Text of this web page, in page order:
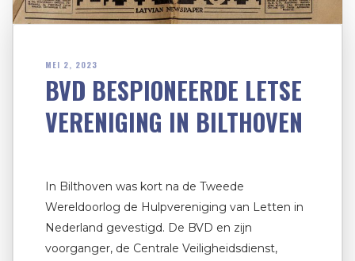
MEI 2, 2023
BVD BESPIONEERDE LETSE
VERENIGING IN BILTHOVEN
In Bilthoven was kort na de Tweede
Wereldoorlog de Hulpvereniging van Letten in
Nederland gevestigd. De BVD en zijn
voorganger, de Centrale Veiligheidsdienst,